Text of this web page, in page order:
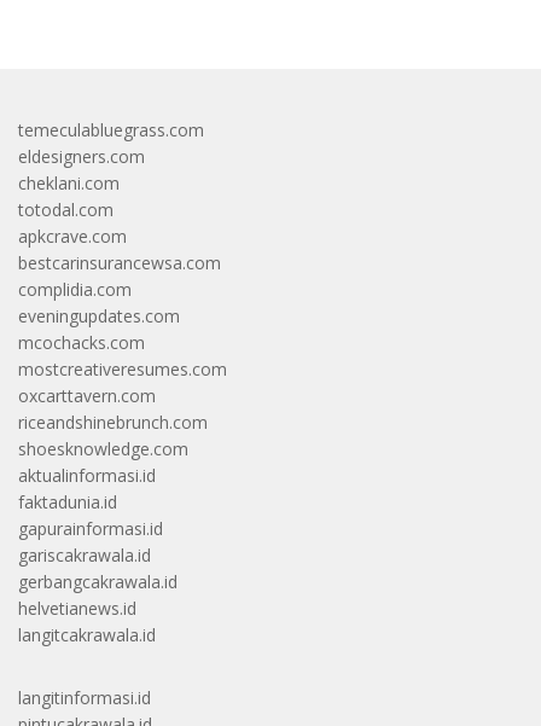
temeculabluegrass.com
eldesigners.com
cheklani.com
totodal.com
apkcrave.com
bestcarinsurancewsa.com
complidia.com
eveningupdates.com
mcochacks.com
mostcreativeresumes.com
oxcarttavern.com
riceandshinebrunch.com
shoesknowledge.com
aktualinformasi.id
faktadunia.id
gapurainformasi.id
gariscakrawala.id
gerbangcakrawala.id
helvetianews.id
langitcakrawala.id
langitinformasi.id